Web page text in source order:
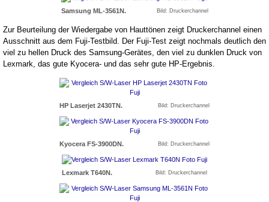
Samsung ML-3561N. Bild: Druckerchannel
Zur Beurteilung der Wiedergabe von Hauttönen zeigt Druckerchannel einen
Ausschnitt aus dem Fuji-Testbild. Der Fuji-Test zeigt nochmals deutlich den
viel zu hellen Druck des Samsung-Gerätes, den viel zu dunklen Druck von
Lexmark, das gute Kyocera- und das sehr gute HP-Ergebnis.
HP Laserjet 2430TN. Bild: Druckerchannel
Kyocera FS-3900DN. Bild: Druckerchannel
Lexmark T640N. Bild: Druckerchannel